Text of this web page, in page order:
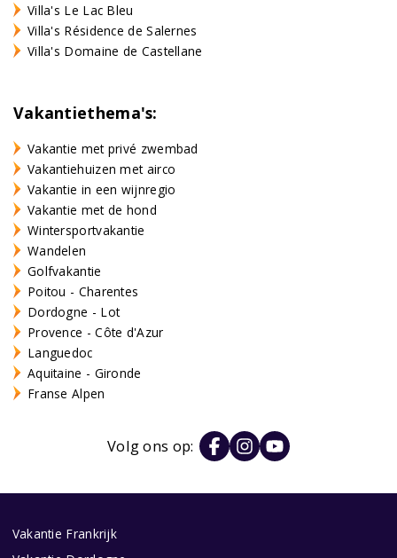
Villa's Le Lac Bleu
Villa's Résidence de Salernes
Villa's Domaine de Castellane
Vakantiethema's:
Vakantie met privé zwembad
Vakantiehuizen met airco
Vakantie in een wijnregio
Vakantie met de hond
Wintersportvakantie
Wandelen
Golfvakantie
Poitou - Charentes
Dordogne - Lot
Provence - Côte d'Azur
Languedoc
Aquitaine - Gironde
Franse Alpen
Volg ons op:
Vakantie Frankrijk